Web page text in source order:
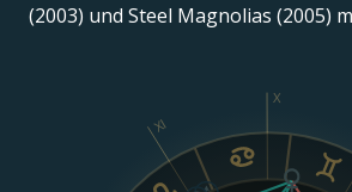
(2003) und Steel Magnolias (2005)
X
XI